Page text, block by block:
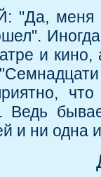
меня и
и
Ведь
и ни одна